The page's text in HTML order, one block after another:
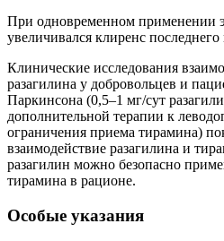
При одновременном применении
увеличивался клиренс последнего
Клинические исследования
разагилина у добровольцев и
Паркинсона (0,5–1 мг/сут
дополнительной терапии к
ограничения приема тирамина)
взаимодействие разагилина и
разагилин можно безопасно
тирамина в рационе.
Особые указания